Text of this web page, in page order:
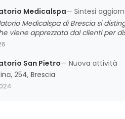
Medicalspa— Sintesi
Medicalspa di Brescia si
viene apprezzata dai clienti per
qualità, contribuisce a
alle esigenze dei pazienti fanno di
San Pietro— Nuova attività
254, Brescia